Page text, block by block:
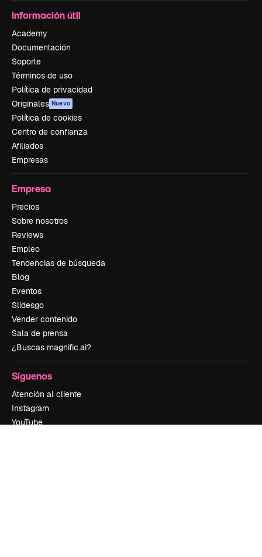
Información útil
Academy
Documentación
Soporte
Términos de uso
Política de privacidad
Originales Nuevo
Política de cookies
Centro de confianza
Afiliados
Empresas
Empresa
Precios
Sobre nosotros
Reviews
Empleo
Tendencias de búsqueda
Blog
Eventos
Slidesgo
Vender contenido
Sala de prensa
¿Buscas magnific.ai?
Síguenos
Atención al cliente
Instagram
YouTube